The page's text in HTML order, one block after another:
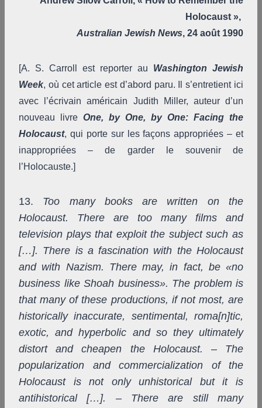
Holocaust »,
Australian Jewish News, 24 août 1990
[A. S. Carroll est reporter au Washington Jewish
Week, où cet article est d’abord paru. Il s’entretient ici
avec l’écrivain américain Judith Miller, auteur d’un
nouveau livre One, by One, by One: Facing the
Holocaust, qui porte sur les façons appropriées – et
inappropriées – de garder le souvenir de
l’Holocauste.]
13. Too many books are written on the
Holocaust. There are too many films and
television plays that exploit the subject such as
[…]. There is a fascination with the Holocaust
and with Nazism. There may, in fact, be «no
business like Shoah business». The problem is
that many of these productions, if not most, are
historically inaccurate, sentimental, roma[n]tic,
exotic, and hyperbolic and so they ultimately
distort and cheapen the Holocaust. – The
popularization and commercialization of the
Holocaust is not only unhistorical but it is
antihistorical […]. – There are still many